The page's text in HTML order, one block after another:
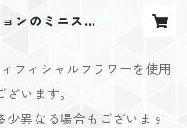
ンのミニスワ
フィシャルフラワーを使用
います。
少異なる場合もございます